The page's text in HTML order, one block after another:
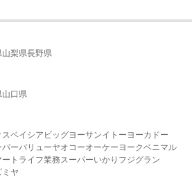
山梨県長野県
山口県
スベイシア ビッグヨーサンイトーヨーカドー
パーバリューヤオコーオーケー ヨークベニマル
ト ライフ業務スーパーいかり フジグラン
ミヤ